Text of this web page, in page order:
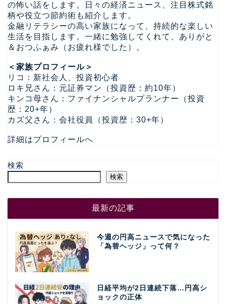
の怖い話をします。日々の経済ニュース、注目株式銘
柄や役立つ節約術も紹介します。
金融リテラシーの高い家族になって、持続的な楽しい
生活を目指します。一緒に勉強してくれて、ありがと
＆おつふぁみ（お疲れ様でした）。
＜家族プロフィール＞
リコ：新社会人、投資初心者
ロキ兄さん：元証券マン（投資歴：約10年）
キンコ母さん：ファイナンシャルプランナー（投資
歴：20+年）
カズ父さん：会社役員（投資歴：30+年）
詳細はプロフィールへ
検索
検索
最新の記事
今週の円高ニュースで気になった
「為替ヘッジ」って何？
日経平均が2日連続下落…円高シ
ョックの正体